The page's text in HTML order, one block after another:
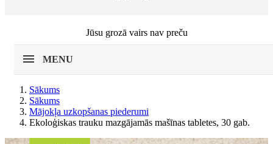
Jūsu grozā vairs nav preču
MENU
Sākums
Sākums
Mājokļa uzkopšanas piederumi
Ekoloģiskas trauku mazgājamās mašīnas tabletes, 30 gab.